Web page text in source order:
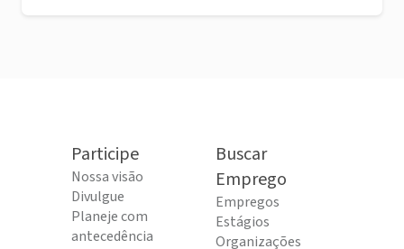
Participe
Nossa visão
Divulgue
Planeje com
antecedência
Buscar
Emprego
Empregos
Estágios
Organizações